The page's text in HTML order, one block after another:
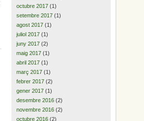
octubre 2017 (1)
setembre 2017 (1)
agost 2017 (1)
juliol 2017 (1)
juny 2017 (2)
maig 2017 (1)
abril 2017 (1)
març 2017 (1)
febrer 2017 (2)
gener 2017 (1)
desembre 2016 (2)
novembre 2016 (2)
octubre 2016 (2)